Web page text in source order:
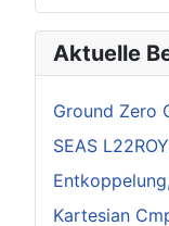
Aktuelle
Ground Zero
SEAS
Kartesian